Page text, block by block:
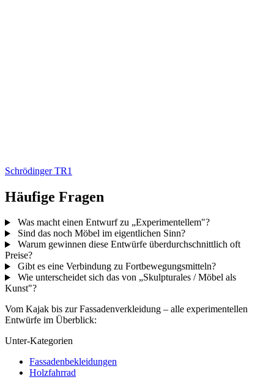
Schrödinger TR1
Häufige Fragen
Was macht einen Entwurf zu „Experimentellem"?
Sind das noch Möbel im eigentlichen Sinn?
Warum gewinnen diese Entwürfe überdurchschnittlich oft
Preise?
Gibt es eine Verbindung zu Fortbewegungsmitteln?
Wie unterscheidet sich das von „Skulpturales / Möbel als
Kunst"?
Vom Kajak bis zur Fassadenverkleidung – alle experimentellen
Entwürfe im Überblick:
Unter-Kategorien
Fassadenbekleidungen
Holzfahrrad